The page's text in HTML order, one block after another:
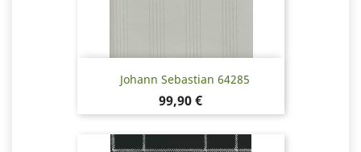
Johann Sebastian 64285
Hinta
99,90 €